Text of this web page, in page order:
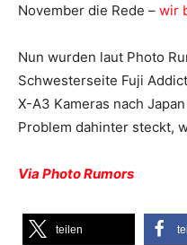
November die Rede – wir
Nun wurden laut Photo
Schwesterseite Fuji
X-A3 Kameras nach
Problem dahinter steckt,
Via Photo Rumors
teilen